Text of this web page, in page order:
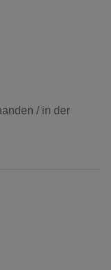
/ in der